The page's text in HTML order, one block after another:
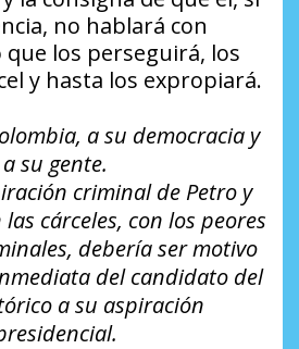
no hablará con
los perseguirá, los
y hasta los expropiará.
a su democracia y
a su gente.
criminal de Petro y
cárceles, con los peores
debería ser motivo
del candidato del
a su aspiración